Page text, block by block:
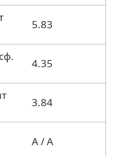
5.83
4.35
3.84
A / A